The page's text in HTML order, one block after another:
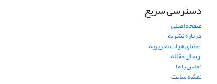
دسترسی سریع
صفحه اصلی
درباره نشریه
اعضای هیات تحریریه
ارسال مقاله
تماس با ما
نقشه سایت